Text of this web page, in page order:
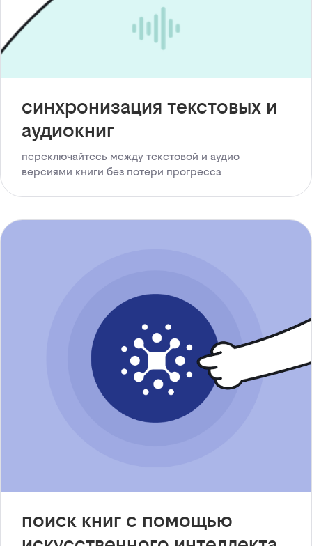
синхронизация текстовых и
аудиокниг
переключайтесь между текстовой и аудио
версиями книги без потери прогресса
поиск книг с помощью